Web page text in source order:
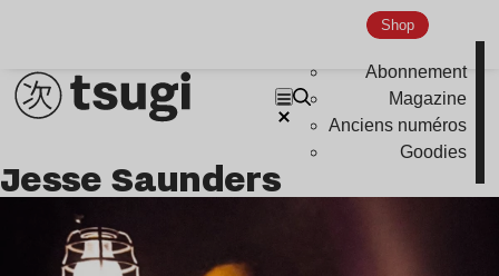
Shop
Abonnement
Magazine
Anciens numéros
Goodies
Jesse Saunders